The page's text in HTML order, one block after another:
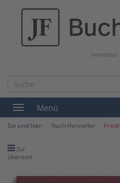
Anmelden
Toggle
navigation
Menü
Sie sind hier: Nach Hersteller
Zur
Übersicht